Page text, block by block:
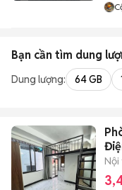
Bạn cần tìm dung
Dung lượng: 64 GB
Nội